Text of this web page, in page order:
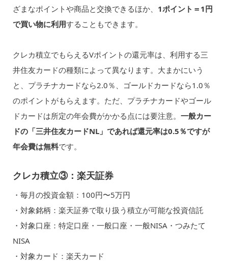
ざまなポイントや商品と交換できるほか、 1ポイント＝1円
で買い物に利用することもできます。
クレカ積立でもらえるVポイントの還元率は、利用する三
井住友カードの種類によって異なります。大まかにいう
と、プラチナカードなら2.0％、ゴールドカードなら1.0％
のポイントがもらえます。ただ、プラチナカードやゴール
ドカードは所定の年会費がかかる点には要注意。 一般カー
ドの「三井住友カードNL」であれば還元率は0.5％ですが
年会費は無料です。
クレカ積立③：楽天証券
・毎月の投資金額：100円〜5万円
・対象銘柄：楽天証券で取り扱う積立が可能な投資信託
・対象口座：特定口座・一般口座・一般NISA・つみたて
NISA
・対象カード：楽天カード